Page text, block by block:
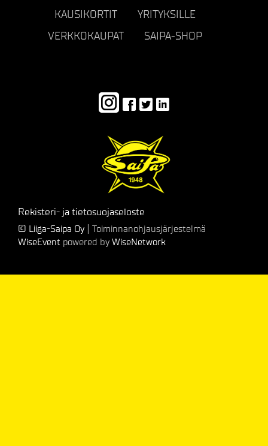
KAUSIKORTIT
YRITYKSILLE
VERKKOKAUPAT
SAIPA-SHOP
Rekisteri- ja tietosuojaseloste
© Liiga-Saipa Oy | Toiminnanohjausjärjestelmä
WiseEvent powered by WiseNetwork